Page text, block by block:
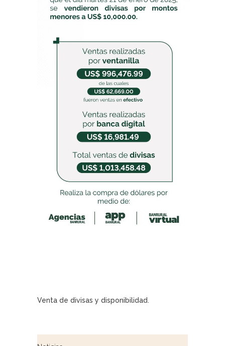
Venta de divisas y disponibilidad.